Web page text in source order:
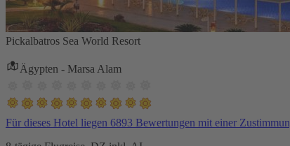
Pickalbatros Sea World Resort
Ägypten - Marsa Alam
Für dieses Hotel liegen 6893 Bewertungen mit einer